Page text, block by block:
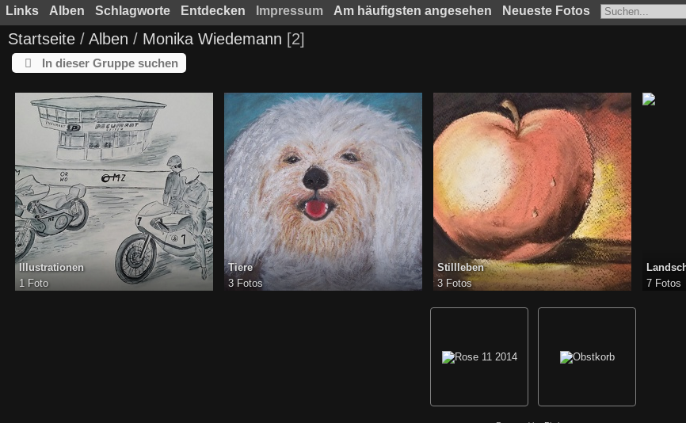
Links Alben Schlagworte Entdecken Impressum Am häufigsten angesehen Neueste Fotos
Startseite / Alben / Monika Wiedemann 2
In dieser Gruppe suchen
Illustrationen
1 Foto
Tiere
3 Fotos
Stillleben
3 Fotos
7 Fotos